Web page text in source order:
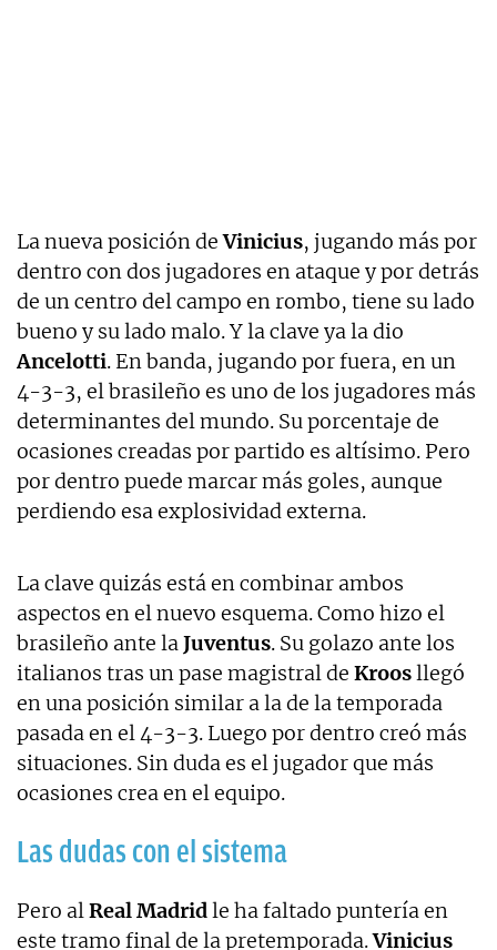
La nueva posición deVinicius, jugando más por
dentro con dos jugadores en ataque y por detrás
de un centro del campo en rombo, tiene su lado
bueno y su lado malo. Y la clave ya la dio
Ancelotti. En banda, jugando por fuera, en un
4-3-3, el brasileño es uno de los jugadores más
determinantes del mundo. Su porcentaje de
ocasiones creadas por partido es altísimo. Pero
por dentro puede marcar más goles, aunque
perdiendo esa explosividad externa.
La clave quizás está en combinar ambos
aspectos en el nuevo esquema. Como hizo el
brasileño ante laJuventus. Su golazo ante los
italianos tras un pase magistral de Kroosllegó
en una posición similar a la de la temporada
pasada en el 4-3-3. Luego por dentro creó más
situaciones. Sin duda es el jugador que más
ocasiones crea en el equipo.
Las dudas con el sistema
Pero alReal Madridle ha faltado puntería en
este tramo final de la pretemporada.Vinicius